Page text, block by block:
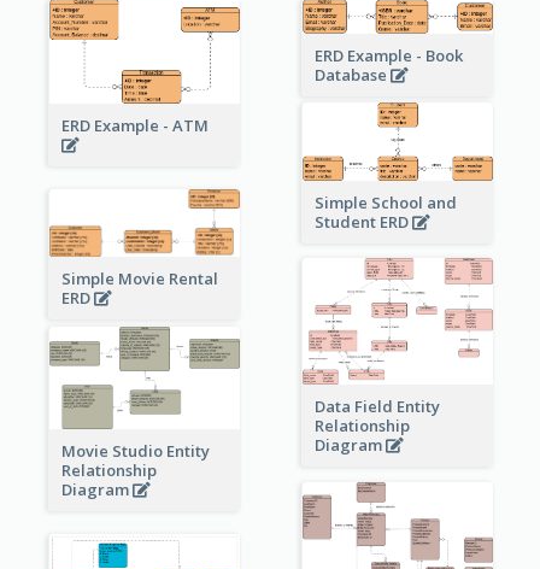
ERD Example - ATM
ERD Example - Book
Database
Simple School and
Student ERD
Simple Movie Rental
ERD
Data Field Entity
Relationship
Diagram
Movie Studio Entity
Relationship
Diagram